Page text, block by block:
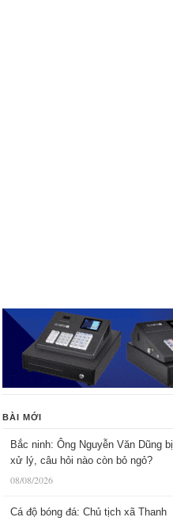
BÀI MỚI
Bắc ninh: Ông Nguyễn Văn Dũng bị
xử lý, câu hỏi nào còn bỏ ngỏ?
08/08/2026
Cá độ bóng đá: Chủ tịch xã Thanh